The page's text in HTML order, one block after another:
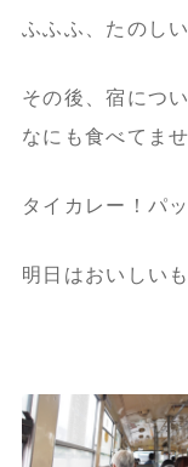
ふふふ、たのしい
その後、宿につ
なにも食べてま
タイカレー！パッ
明日はおいしい